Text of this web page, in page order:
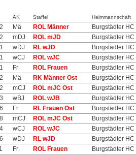
AK Staffel Heimmannschaft
Mä ROL Männer Burgstädter HC
mDJ ROL mJD Burgstädter HC
wDJ RL wJD Burgstädter HC
wCJ ROL wJC Burgstädter HC
Fr ROL Frauen Burgstädter HC
Mä RK Männer Ost Burgstädter HC II
mCJ ROL mJC Ost Burgstädter HC
wBJ ROL wJB Burgstädter HC
Fr RL Frauen Ost Burgstädter HC II
mCJ ROL mJC Ost Burgstädter HC
wCJ ROL wJC Burgstädter HC
wDJ RL wJD Burgstädter HC
Fr ROL Frauen Burgstädter HC